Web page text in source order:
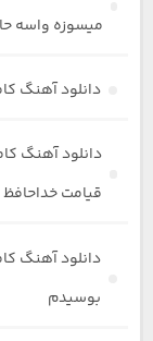
میسوزه واسه
دانلود آهنگ
دانلود آهنگ
قیامت خداحافظ
دانلود آهنگ
بوسیدم